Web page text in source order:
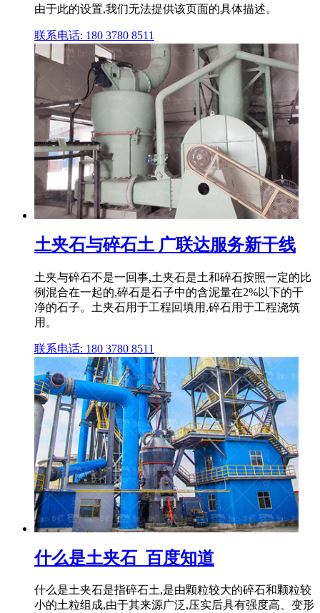
由于此的设置,我们无法提供该页面的具体描述。
联系电话: 180 3780 8511
土夹石与碎石土 广联达服务新干线
土夹与碎石不是一回事,土夹石是土和碎石按照一定的比
例混合在一起的,碎石是石子中的含泥量在2%以下的干
净的石子。土夹石用于工程回填用,碎石用于工程浇筑
用。
联系电话: 180 3780 8511
什么是土夹石_百度知道
什么是土夹石是指碎石土,是由颗粒较大的碎石和颗粒较
小的土粒组成,由于其来源广泛,压实后具有强度高、变形